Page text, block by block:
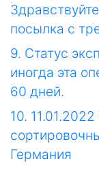
посылка с
9. Статус
иногда эта
60 дней.
10.
Германия